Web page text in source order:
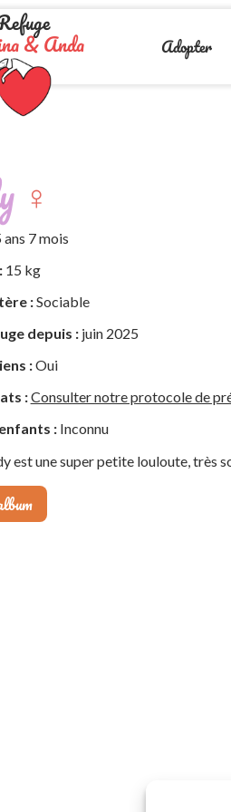
& Anda Adopter
♀️
7 mois
15 kg
:Sociable
depuis :juin 2025
:Oui
:Consulter notre protocole de
:Inconnu
est une super petite louloute, très